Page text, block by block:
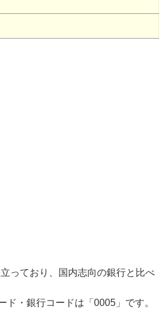
っており、国内志向の銀行と比べ
・銀行コードは「0005」です。